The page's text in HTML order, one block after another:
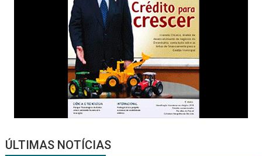
ÚLTIMAS NOTÍCIAS